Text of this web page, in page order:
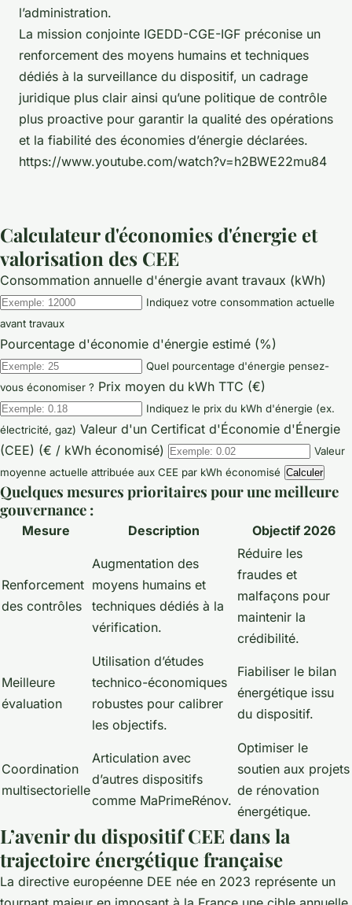
l’administration.
La mission conjointe IGEDD-CGE-IGF préconise un
renforcement des moyens humains et techniques
dédiés à la surveillance du dispositif, un cadrage
juridique plus clair ainsi qu’une politique de contrôle
plus proactive pour garantir la qualité des opérations
et la fiabilité des économies d’énergie déclarées.
https://www.youtube.com/watch?v=h2BWE22mu84
Calculateur d'économies d'énergie et
valorisation des CEE
Consommation annuelle d'énergie avant travaux (kWh)
Indiquez votre consommation actuelle
avant travaux
Pourcentage d'économie d'énergie estimé (%)
Quel pourcentage d'énergie pensez-
vous économiser ? Prix moyen du kWh TTC (€)
Indiquez le prix du kWh d'énergie (ex.
électricité, gaz) Valeur d'un Certificat d'Économie d'Énergie
(CEE) (€ / kWh économisé)
Valeur
moyenne actuelle attribuée aux CEE par kWh économisé Calculer
Quelques mesures prioritaires pour une meilleure
gouvernance :
Mesure Description Objectif 2026
Renforcement
des contrôles
Augmentation des
moyens humains et
techniques dédiés à la
vérification.
Réduire les
fraudes et
malfaçons pour
maintenir la
crédibilité.
Meilleure
évaluation
Utilisation d’études
technico-économiques
robustes pour calibrer
les objectifs.
Fiabiliser le bilan
énergétique issu
du dispositif.
Coordination
multisectorielle
Articulation avec
d’autres dispositifs
comme MaPrimeRénov.
Optimiser le
soutien aux projets
de rénovation
énergétique.
L’avenir du dispositif CEE dans la
trajectoire énergétique française
La directive européenne DEE née en 2023 représente un